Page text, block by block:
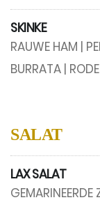
SKINKE
RAUWE HAM |
BURRATA |
SALAT
LAX SALAT
GEMARINEERDE